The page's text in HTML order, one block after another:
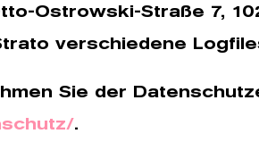
Ostrowski-Straße 7,
verschiedene
Sie der
.